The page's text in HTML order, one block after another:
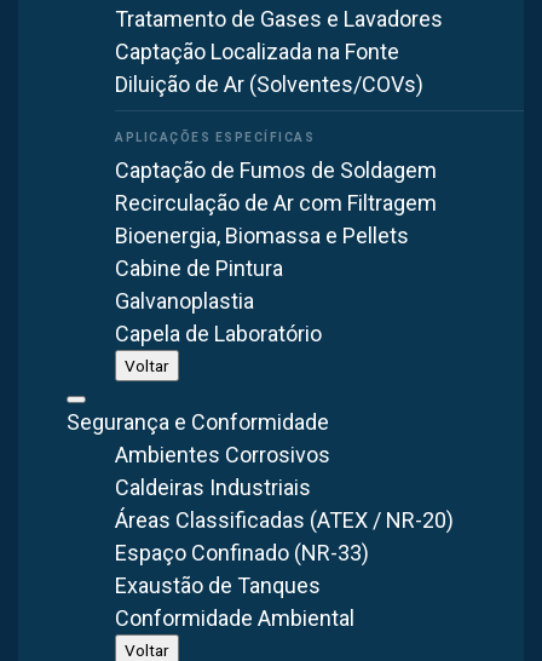
Tratamento de Gases e Lavadores
Captação Localizada na Fonte
Diluição de Ar (Solventes/COVs)
Captação de Fumos de Soldagem
Recirculação de Ar com Filtragem
Bioenergia, Biomassa e Pellets
Cabine de Pintura
Galvanoplastia
Capela de Laboratório
Voltar
Segurança e Conformidade
Ambientes Corrosivos
Caldeiras Industriais
Áreas Classificadas (ATEX / NR-20)
Espaço Confinado (NR-33)
Exaustão de Tanques
Conformidade Ambiental
Voltar
Man Cooler Axial Ventilador/Exaustor VA83-MAN
(800mm / 80cm)
SAIBA MAIS
Man Cooler Axial Ventilador/Exaustor VA73-MAN
(700mm / 70cm)